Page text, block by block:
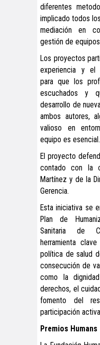
diferentes
implicado todos
mediación en
gestión de
Los proyectos
experiencia y el
para que los
escuchados y
desarrollo de
ambos autores,
valioso en
equipo es esencial.
El proyecto
contado con la
Martínez y de la
Gerencia.
Esta iniciativa se
Plan de
Sanitaria de
herramienta
política de salud
consecución de
como la
derechos, el
fomento del
participación
Premios Humans